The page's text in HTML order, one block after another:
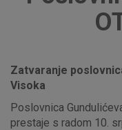
Zatvaranje
Visoka
Poslovnica
prestaje s radom 10.